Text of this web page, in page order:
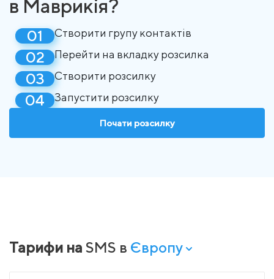
в Маврикія?
Створити групу контактів
Перейти на вкладку розсилка
Створити розсилку
Запустити розсилку
Почати розсилку
Тарифи на SMS в Європу